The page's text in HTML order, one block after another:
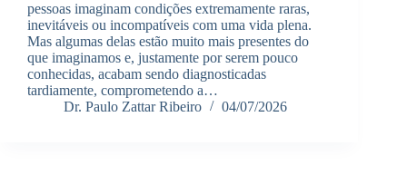
pessoas imaginam condições extremamente raras,
inevitáveis ou incompatíveis com uma vida plena.
Mas algumas delas estão muito mais presentes do
que imaginamos e, justamente por serem pouco
conhecidas, acabam sendo diagnosticadas
tardiamente, comprometendo a…
Dr. Paulo Zattar Ribeiro
04/07/2026